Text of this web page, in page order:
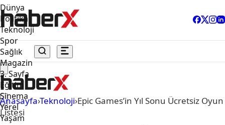
Dünya
Politika
Teknoloji
Spor
Sağlık
Magazin
3. Sayfa
Eğitim
Sinema
Yerel
Yaşam
Anasayfa›Teknoloji›Epic Games’in Yıl Sonu Ücretsiz Oyun
Listesi